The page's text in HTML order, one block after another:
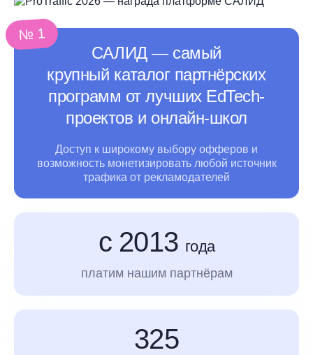
САЛИД ― самый
крупный каталог партнёрских
программ от лучших EdTech-
проектов и онлайн-школ
Доступ к широкому выбору офферов и
возможность монетизировать любой источник
трафика от рекламодателей
№ 1
с 2013 года
платим нашим партнёрам
325